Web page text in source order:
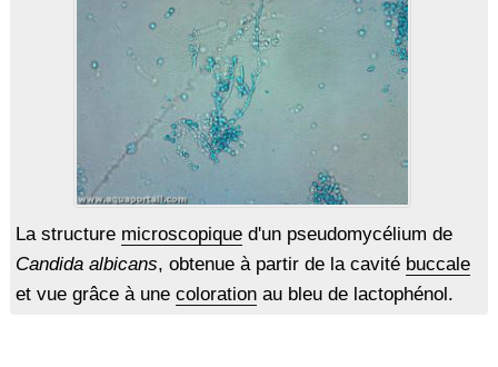
La structure microscopiqued'un pseudomycélium de
Candida albicans, obtenue à partir de la cavité buccale
et vue grâce à une colorationau bleu de lactophénol.